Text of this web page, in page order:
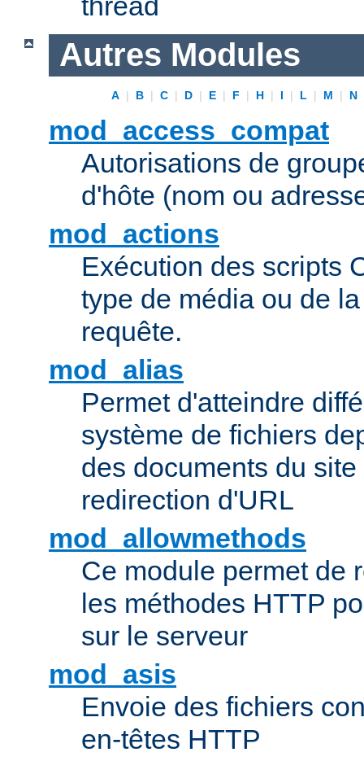
Autres Modules
A | B | C | D | E | F | H | I | L | M | N
mod_access_compat
Autorisations de
d'hôte (nom ou
mod_actions
Exécution des scripts
type de média ou de
requête.
mod_alias
Permet d'atteindre
système de fichiers
des documents du
redirection d'URL
mod_allowmethods
Ce module permet de
les méthodes HTTP
sur le serveur
mod_asis
Envoie des fichiers
en-têtes HTTP